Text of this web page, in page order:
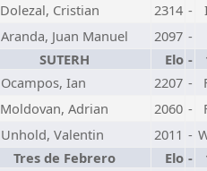
Dolezal, Cristian 2314 -
Aranda, Juan Manuel 2097 -
SUTERH Elo -
Ocampos, Ian 2207 -
Moldovan, Adrian 2060 -
Unhold, Valentin 2011 -
Tres de Febrero Elo -